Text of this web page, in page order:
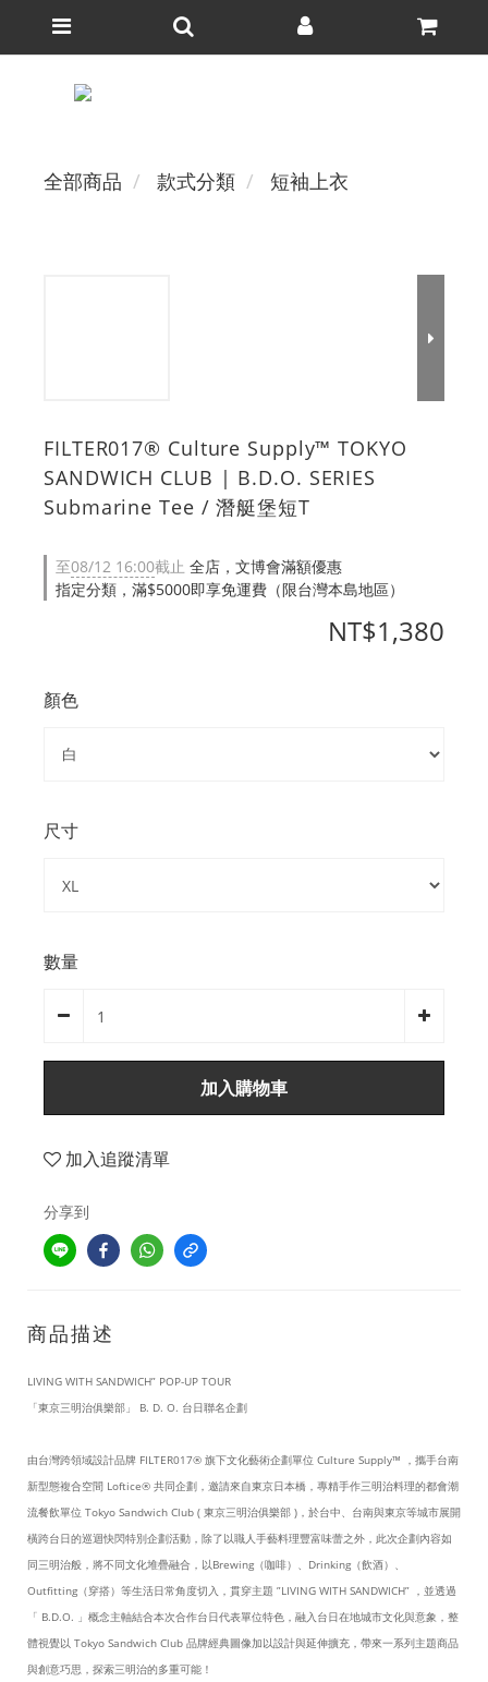
全部商品 款式分類 短袖上衣
FILTER017® Culture Supply™ TOKYO
SANDWICH CLUB | B.D.O. SERIES
Submarine Tee / 潛艇堡短T
至08/12 16:00截止 全店，文博會滿額優惠
指定分類，滿$5000即享免運費（限台灣本島地區）
NT$1,380
顏色
尺寸
數量
加入購物車
加入追蹤清單
分享到
商品描述
LIVING WITH SANDWICH” POP-UP TOUR
「東京三明治俱樂部」 B. D. O. 台日聯名企劃
由台灣跨領域設計品牌 FILTER017® 旗下文化藝術企劃單位 Culture Supply™ ，攜手台南
新型態複合空間 Loftice® 共同企劃，邀請來自東京日本橋，專精手作三明治料理的都會潮
流餐飲單位 Tokyo Sandwich Club ( 東京三明治俱樂部 )，於台中、台南與東京等城市展開
橫跨台日的巡迴快閃特別企劃活動，除了以職人手藝料理豐富味蕾之外，此次企劃內容如
同三明治般，將不同文化堆疊融合，以Brewing（咖啡）、Drinking（飲酒）、
Outfitting（穿搭）等生活日常角度切入，貫穿主題 ”LIVING WITH SANDWICH” ，並透過
「 B.D.O. 」概念主軸結合本次合作台日代表單位特色，融入台日在地城市文化與意象，整
體視覺以 Tokyo Sandwich Club 品牌經典圖像加以設計與延伸擴充，帶來一系列主題商品
與創意巧思，探索三明治的多重可能！